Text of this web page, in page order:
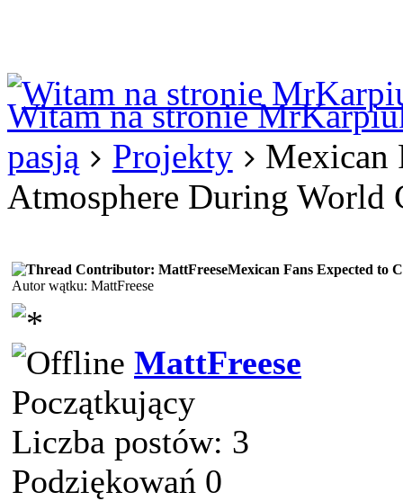
Witam na stronie
pasją
Projekty
Mexican
Atmosphere During World
Mexican Fans Expected to
Autor wątku: MattFreese
MattFreese
Początkujący
Liczba postów: 3
Podziękowań 0